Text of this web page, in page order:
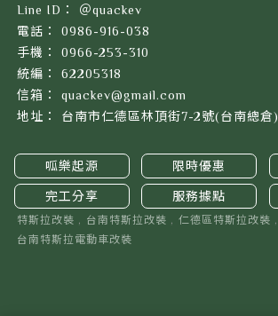
＠quackev
0986-916-038
0966-253-310
62205318
quackev@gmail.com
台南市仁德區林頂街7-2號(台南總倉)
呱樂起源 限時優惠
完工分享
服務據點
特斯拉改裝 台南特斯拉改裝 仁德區特斯拉改裝
台南特斯拉電動車改裝